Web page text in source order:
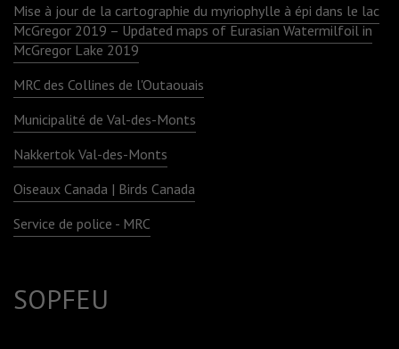
Mise à jour de la cartographie du myriophylle à épi dans le lac
McGregor 2019 – Updated maps of Eurasian Watermilfoil in
McGregor Lake 2019
MRC des Collines de l'Outaouais
Municipalité de Val-des-Monts
Nakkertok Val-des-Monts
Oiseaux Canada | Birds Canada
Service de police - MRC
SOPFEU